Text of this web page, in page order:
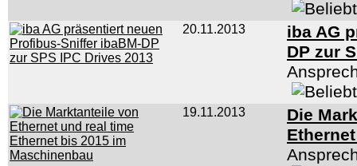
20.11.2013
iba AG
DP zur
19.11.2013
Die